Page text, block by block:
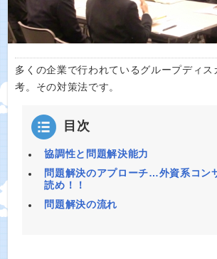
多くの企業で行われているグループディス
考。その対策法です。
目次
協調性と問題解決能力
問題解決のアプローチ…外資系コン
読め！！
問題解決の流れ